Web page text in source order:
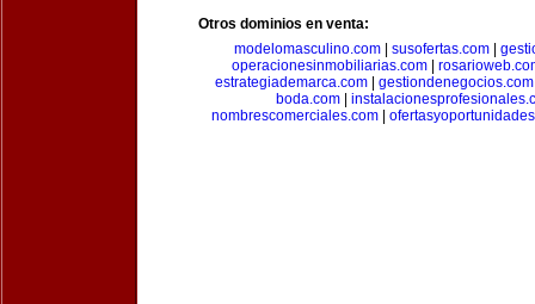
Otros dominios en venta:
modelomasculino.com
susofertas.com
operacionesinmobiliarias.com
estrategiademarca.com| gestiondenegocios.com
boda.com|
nombrescomerciales.com